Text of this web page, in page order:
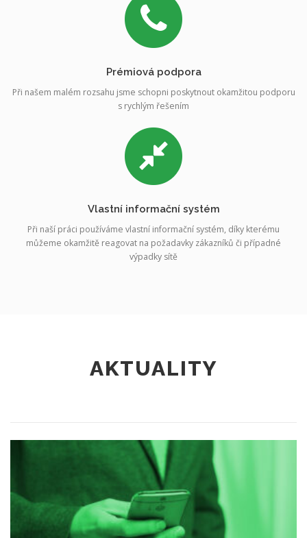
Prémiová podpora
Při našem malém rozsahu jsme schopni poskytnout okamžitou podporu
s rychlým řešením
Vlastní informační systém
Při naší práci používáme vlastní informační systém, díky kterému
můžeme okamžitě reagovat na požadavky zákazníků či případné
výpadky sítě
AKTUALITY